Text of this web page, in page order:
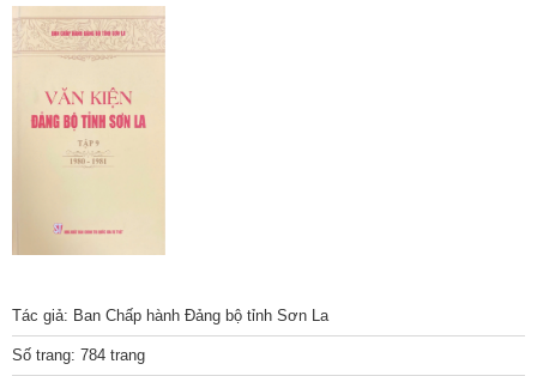
Tác giả: Ban Chấp hành Đảng bộ tỉnh Sơn La
Số trang: 784 trang